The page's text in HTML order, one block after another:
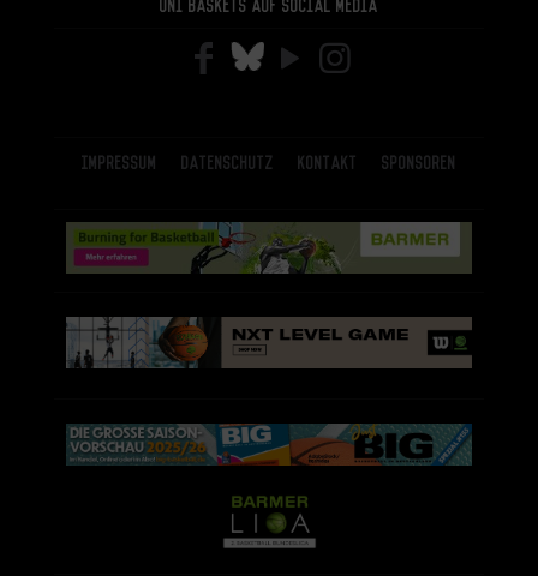
Uni Baskets auf Social Media
Impressum Datenschutz Kontakt Sponsoren